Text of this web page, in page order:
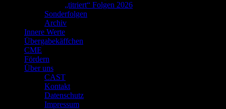
„titriert“ Folgen 2026
Sonderfolgen
Archiv
Innere Werte
Übergabekäffchen
CME
Fördern
Über uns
CAST
Kontakt
Datenschutz
Impressum